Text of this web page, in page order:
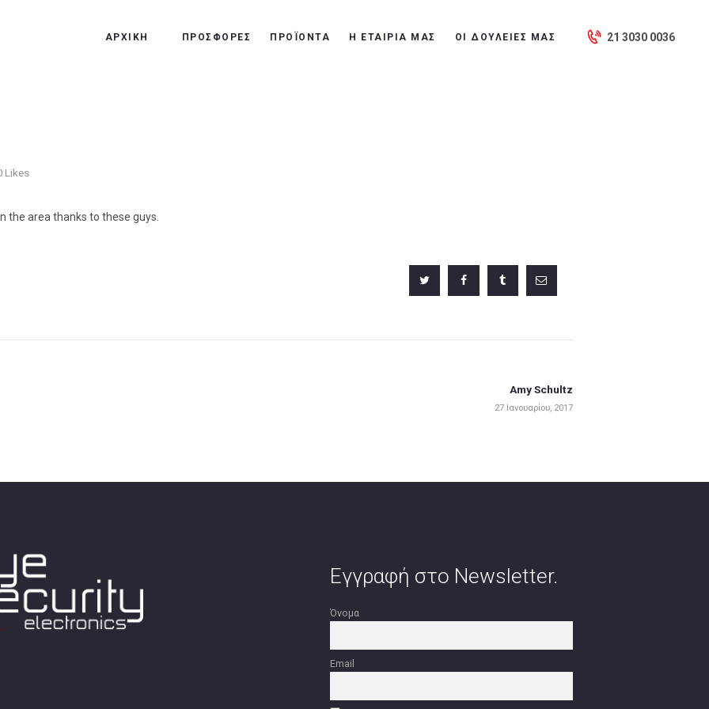
ΑΡΧΙΚΗ ΠΡΟΣΦΟΡΕΣ ΠΡΟΪΟΝΤΑ Η ΕΤΑΙΡΙΑ ΜΑΣ ΟΙ ΔΟΥΛΕΙΈΣ ΜΑΣ 21 3030 0036
ΟΙ ΔΟΥΛΕΙΈΣ ΜΑΣ
Likes
the area thanks to these guys.
Amy Schultz
27 Ιανουαρίου, 2017
Εγγραφή στο Newsletter.
Όνομα
Email